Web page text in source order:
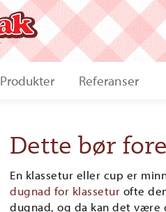
Produkter Referanser
Dette bør
En klassetur eller cup er
dugnad for klassetur ofte
dugnad, og da kan det være